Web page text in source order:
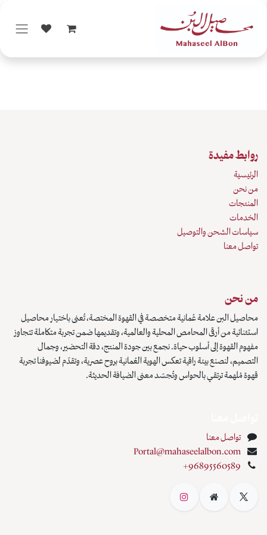
روابط مفيدة
الرئيسية
من نحن
المنتجات
الخدمات
سياسات الشحن والتوصيل
تواصل معنا
من نحن
محاصيل البن علامة عُمانية متخصصة في القهوة المختصة، تُعنى باختيار محاصيل
استثنائية من أرقى المحامص المحلية والعالمية، وتقديمها ضمن تجربة متكاملة تتجاوز
مفهوم القهوة إلى أسلوب حياة. نجمع بين جودة المنتج، دقة التحضير، وجمال
التصميم، لنصنع بيئة راقية تعكس الهوية العُمانية بروح عصرية، وتقدّم لضيوفنا تجربة
قهوة مُلهمة ترتقي بالحواس وتُجسّد معنى الضيافة الحديثة.
تواصل معنا
Portal@mahaseelalbon.com
+96895560589